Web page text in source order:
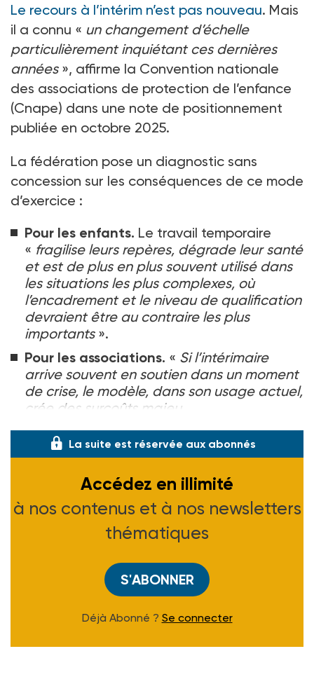
Le recours à l’intérim n’est pas nouveau. Mais
il a connu « un changement d’échelle
particulièrement inquiétant ces dernières
années », affirme la Convention nationale
des associations de protection de l’enfance
(Cnape) dans une note de positionnement
publiée en octobre 2025.
La fédération pose un diagnostic sans
concession sur les conséquences de ce mode
d’exercice :
Pour les enfants. Le travail temporaire
« fragilise leurs repères, dégrade leur santé
et est de plus en plus souvent utilisé dans
les situations les plus complexes, où
l’encadrement et le niveau de qualification
devraient être au contraire les plus
importants ».
Pour les associations. « Si l’intérimaire
arrive souvent en soutien dans un moment
de crise, le modèle, dans son usage actuel,
crée des surcoûts majeu
La suite est réservée aux abonnés
Accédez en illimité
à nos contenus et à nos newsletters
thématiques
S'ABONNER
Déjà Abonné ? Se connecter